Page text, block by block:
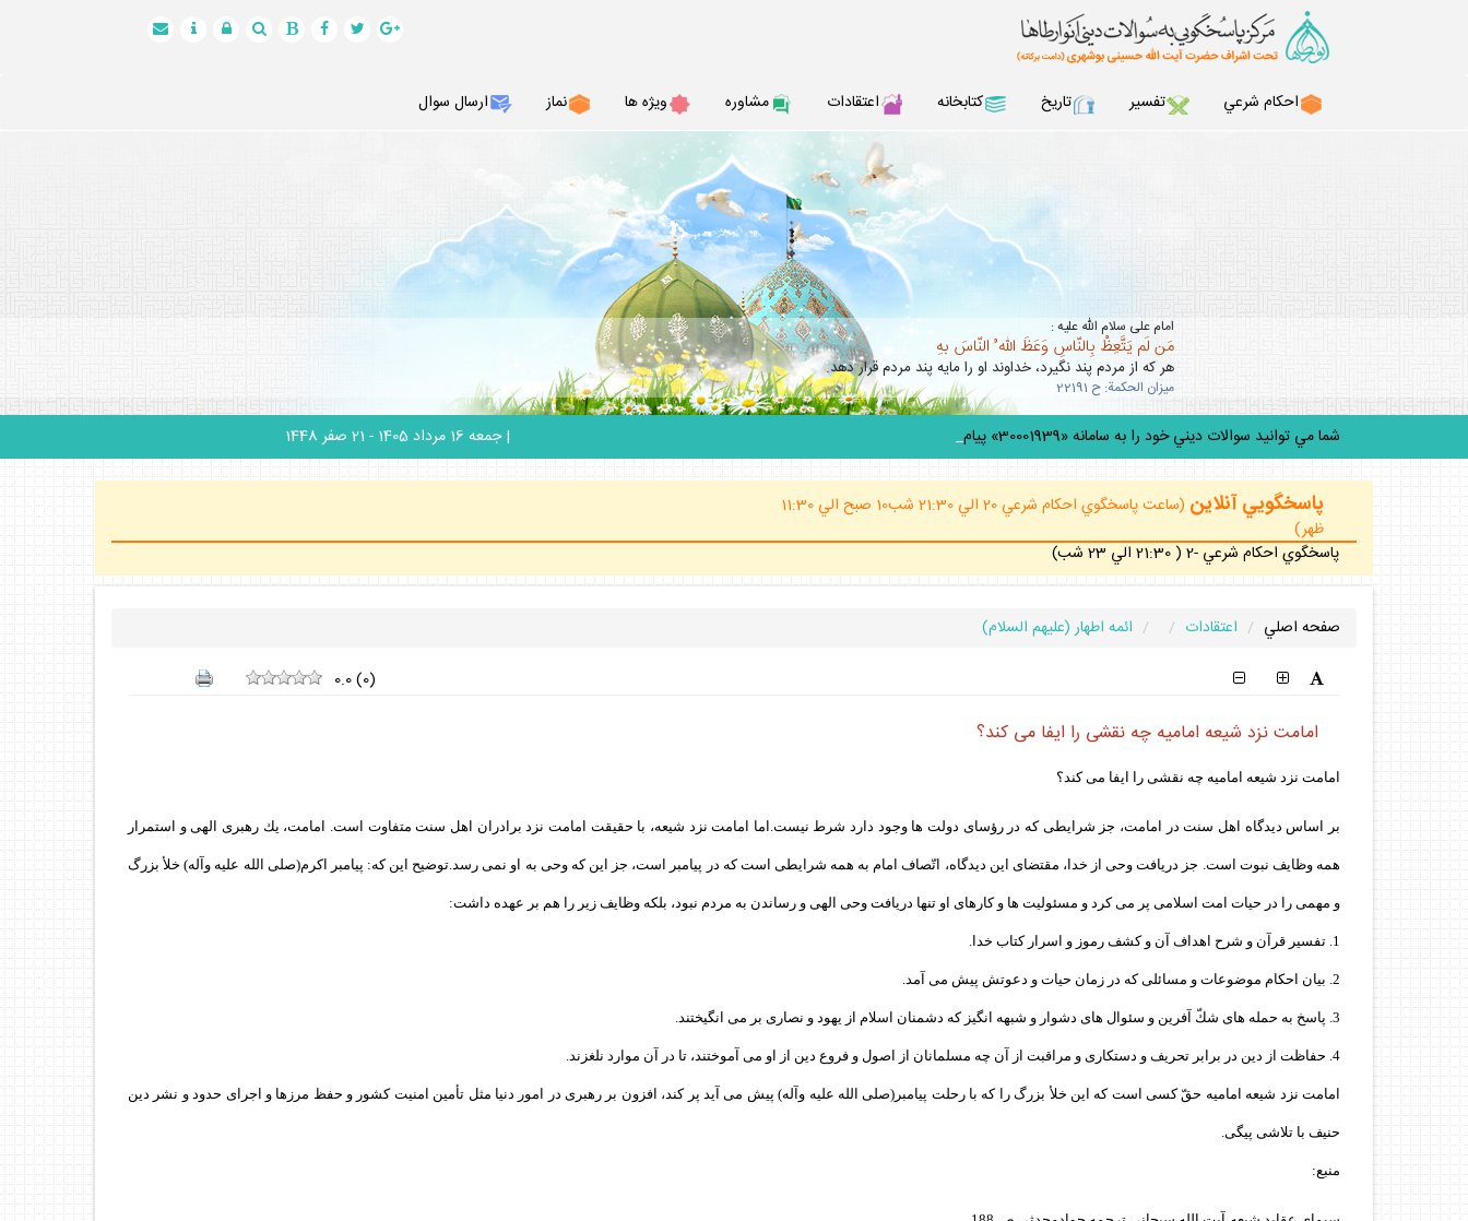
احكام شرعي تفسير تاريخ كتابخانه اعتقادات مشاوره ويژه ها نماز ارسال سوال
امام على سلام الله عليه :
مَن لَم يَتَّعِظْ بِالنّاسِ وَعَظَ اللّه ُ النّاسَ بهِ
هر كه از مردم پند نگيرد، خداوند او را مايه پند مردم قرار دهد.
ميزان الحكمة: ح 22191
شما مي توانيد سوالات ديني خود را به سامانه «30001939» پيامك كني | جمعه 16 مرداد 1405 - 21 صفر 1448
پاسخگويي آنلاين
(ساعت پاسخگوي احكام شرعي 20 الي 21:30 شب10 صبح الي 11:30
ظهر)
پاسخگوي احكام شرعي -2 ( 21:30 الي 23 شب)
صفحه اصلي اعتقادات
ائمه اطهار (عليهم السلام)
0.0(0)
امامت نزد شيعه اماميه چه نقشى را ايفا مى كند؟
امامت نزد شيعه اماميه چه نقشى را ايفا مى كند؟
بر اساس ديدگاه اهل سنت در امامت، جز شرايطى كه در رؤساى دولت ها وجود دارد شرط نيست.اما امامت نزد شيعه، با حقيقت امامت نزد برادران اهل سنت متفاوت است. امامت، يك رهبرى الهى و استمرار
همه وظايف نبوت است. جز دريافت وحى از خدا، مقتضاى اين ديدگاه، اتّصاف امام به همه شرايطى است كه در پيامبر است، جز اين كه وحى به او نمى رسد.توضيح اين كه: پيامبر اكرم(صلى الله عليه وآله) خلأ بزرگ
و مهمى را در حيات امت اسلامى پر مى كرد و مسئوليت ها و كارهاى او تنها دريافت وحى الهى و رساندن به مردم نبود، بلكه وظايف زير را هم بر عهده داشت:
1. تفسير قرآن و شرح اهداف آن و كشف رموز و اسرار كتاب خدا.
2. بيان احكام موضوعات و مسائلى كه در زمان حيات و دعوتش پيش مى آمد.
3. پاسخ به حمله هاى شكّ آفرين و سئوال هاى دشوار و شبهه انگيز كه دشمنان اسلام از يهود و نصارى بر مى انگيختند.
4. حفاظت از دين در برابر تحريف و دستكارى و مراقبت از آن چه مسلمانان از اصول و فروع دين از او مى آموختند، تا در آن موارد نلغزند.
امامت نزد شيعه اماميه حقّ كسى است كه اين خلأ بزرگ را كه با رحلت پيامبر(صلى الله عليه وآله) پيش مى آيد پر كند، افزون بر رهبرى در امور دنيا مثل تأمين امنيت كشور و حفظ مرزها و اجراى حدود و نشر دين
حنيف با تلاشى پيگى.
منبع: